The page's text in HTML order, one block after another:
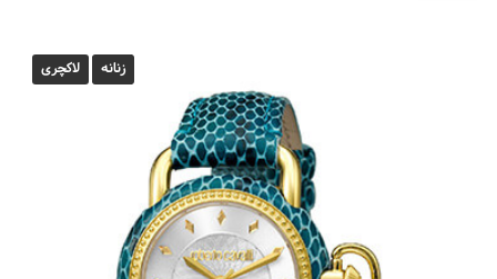
زنانه لاکچری